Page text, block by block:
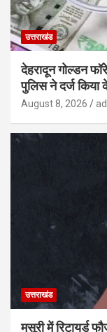
उत्तराखंड
देहरादून गोल्डन
पुलिस ने दर्ज किया
August 8, 2026
उत्तराखंड
मसूरी में रिटायर्ड